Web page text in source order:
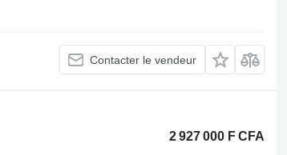
Contacter le vendeur
2 927 000 F CFA